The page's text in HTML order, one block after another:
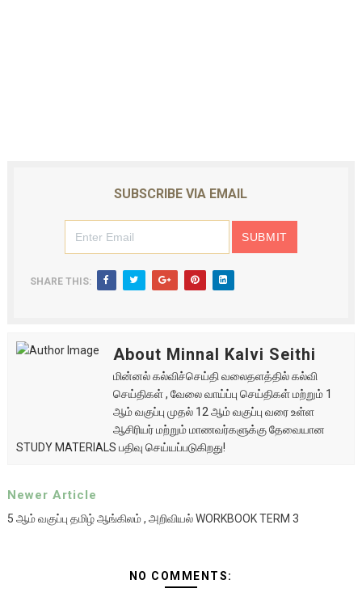
SUBSCRIBE VIA EMAIL
SHARE THIS:
About Minnal Kalvi Seithi
மின்னல் கல்விச்செய்தி வலைதளத்தில் கல்வி
செய்திகள் , வேலை வாய்ப்பு செய்திகள் மற்றும் 1
ஆம் வகுப்பு முதல் 12 ஆம் வகுப்பு வரை உள்ள
ஆசிரியர் மற்றும் மாணவர்களுக்கு தேவையான
STUDY MATERIALS பதிவு செய்யப்படுகிறது!
Newer Article
5 ஆம் வகுப்பு தமிழ் ஆங்கிலம் , அறிவியல் WORKBOOK TERM 3
NO COMMENTS: